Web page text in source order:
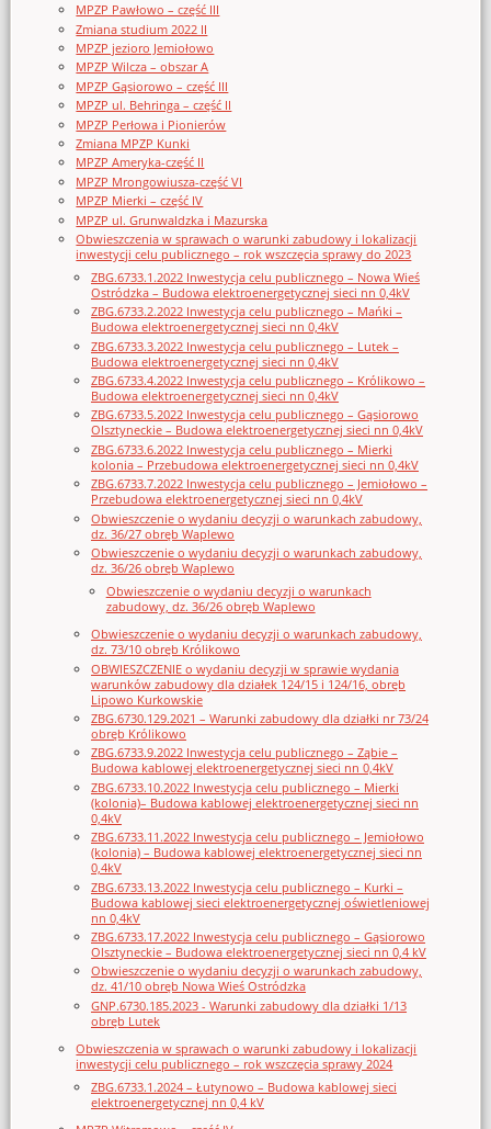
MPZP Pawłowo – część III
Zmiana studium 2022 II
MPZP jezioro Jemiołowo
MPZP Wilcza – obszar A
MPZP Gąsiorowo – część III
MPZP ul. Behringa – część II
MPZP Perłowa i Pionierów
Zmiana MPZP Kunki
MPZP Ameryka-część II
MPZP Mrongowiusza-część VI
MPZP Mierki – część IV
MPZP ul. Grunwaldzka i Mazurska
Obwieszczenia w sprawach o warunki zabudowy i lokalizacji
inwestycji celu publicznego – rok wszczęcia sprawy do 2023
ZBG.6733.1.2022 Inwestycja celu publicznego – Nowa Wieś
Ostródzka – Budowa elektroenergetycznej sieci nn 0,4kV
ZBG.6733.2.2022 Inwestycja celu publicznego – Mańki –
Budowa elektroenergetycznej sieci nn 0,4kV
ZBG.6733.3.2022 Inwestycja celu publicznego – Lutek –
Budowa elektroenergetycznej sieci nn 0,4kV
ZBG.6733.4.2022 Inwestycja celu publicznego – Królikowo –
Budowa elektroenergetycznej sieci nn 0,4kV
ZBG.6733.5.2022 Inwestycja celu publicznego – Gąsiorowo
Olsztyneckie – Budowa elektroenergetycznej sieci nn 0,4kV
ZBG.6733.6.2022 Inwestycja celu publicznego – Mierki
kolonia – Przebudowa elektroenergetycznej sieci nn 0,4kV
ZBG.6733.7.2022 Inwestycja celu publicznego – Jemiołowo –
Przebudowa elektroenergetycznej sieci nn 0,4kV
Obwieszczenie o wydaniu decyzji o warunkach zabudowy,
dz. 36/27 obręb Waplewo
Obwieszczenie o wydaniu decyzji o warunkach zabudowy,
dz. 36/26 obręb Waplewo
Obwieszczenie o wydaniu decyzji o warunkach
zabudowy, dz. 36/26 obręb Waplewo
Obwieszczenie o wydaniu decyzji o warunkach zabudowy,
dz. 73/10 obręb Królikowo
OBWIESZCZENIE o wydaniu decyzji w sprawie wydania
warunków zabudowy dla działek 124/15 i 124/16, obręb
Lipowo Kurkowskie
ZBG.6730.129.2021 – Warunki zabudowy dla działki nr 73/24
obręb Królikowo
ZBG.6733.9.2022 Inwestycja celu publicznego – Ząbie –
Budowa kablowej elektroenergetycznej sieci nn 0,4kV
ZBG.6733.10.2022 Inwestycja celu publicznego – Mierki
(kolonia)– Budowa kablowej elektroenergetycznej sieci nn
0,4kV
ZBG.6733.11.2022 Inwestycja celu publicznego – Jemiołowo
(kolonia) – Budowa kablowej elektroenergetycznej sieci nn
0,4kV
ZBG.6733.13.2022 Inwestycja celu publicznego – Kurki –
Budowa kablowej sieci elektroenergetycznej oświetleniowej
nn 0,4kV
ZBG.6733.17.2022 Inwestycja celu publicznego – Gąsiorowo
Olsztyneckie – Budowa elektroenergetycznej sieci nn 0,4 kV
Obwieszczenie o wydaniu decyzji o warunkach zabudowy,
dz. 41/10 obręb Nowa Wieś Ostródzka
GNP.6730.185.2023 - Warunki zabudowy dla działki 1/13
obręb Lutek
Obwieszczenia w sprawach o warunki zabudowy i lokalizacji
inwestycji celu publicznego – rok wszczęcia sprawy 2024
ZBG.6733.1.2024 – Łutynowo – Budowa kablowej sieci
elektroenergetycznej nn 0,4 kV